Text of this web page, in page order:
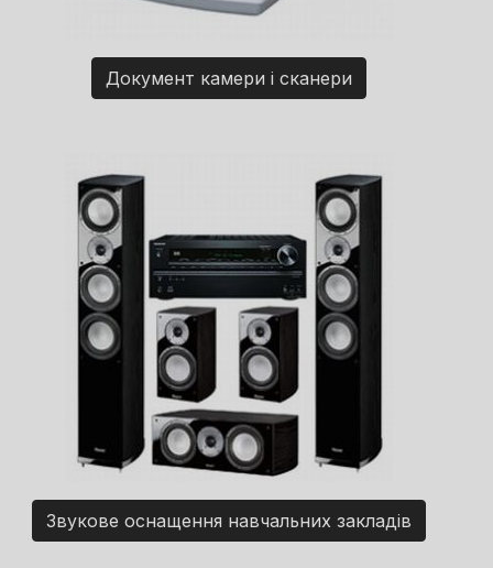
Документ камери і сканери
Звукове оснащення навчальних закладів